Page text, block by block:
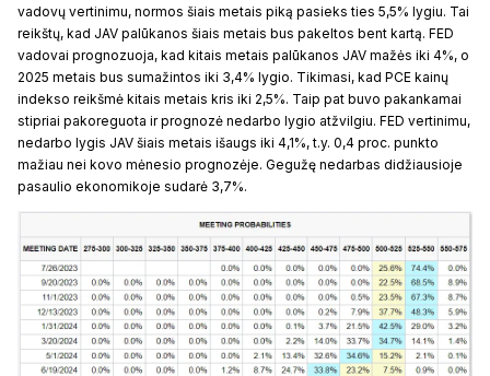
vadovų vertinimu, normos šiais metais piką pasieks ties 5,5% lygiu. Tai
reikštų, kad JAV palūkanos šiais metais bus pakeltos bent kartą. FED
vadovai prognozuoja, kad kitais metais palūkanos JAV mažės iki 4%, o
2025 metais bus sumažintos iki 3,4% lygio. Tikimasi, kad PCE kainų
indekso reikšmė kitais metais kris iki 2,5%. Taip pat buvo pakankamai
stipriai pakoreguota ir prognozė nedarbo lygio atžvilgiu. FED vertinimu,
nedarbo lygis JAV šiais metais išaugs iki 4,1%, t.y. 0,4 proc. punkto
mažiau nei kovo mėnesio prognozėje. Gegužę nedarbas didžiausioje
pasaulio ekonomikoje sudarė 3,7%.